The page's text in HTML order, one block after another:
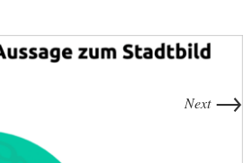
Next →